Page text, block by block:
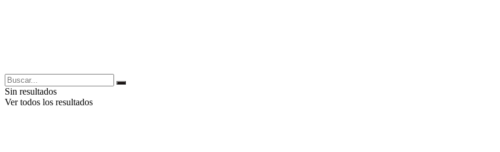
Sin resultados
Ver todos los resultados